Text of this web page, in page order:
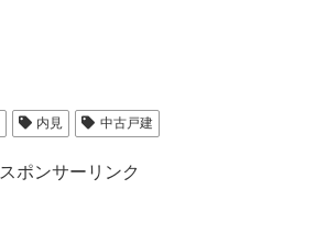
内見 中古戸建
スポンサーリンク